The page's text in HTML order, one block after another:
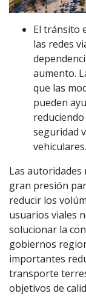
El tránsito
las redes
aumento.
que las
pueden
seguridad
vehiculares.
Las autoridades
gran presión
reducir los
usuarios viales
solucionar la
gobiernos
importantes
transporte
objetivos de